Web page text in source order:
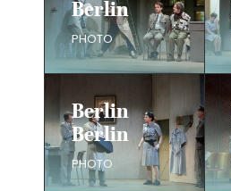
Berlin
PHOTO
Berlin
Berlin
PHOTO